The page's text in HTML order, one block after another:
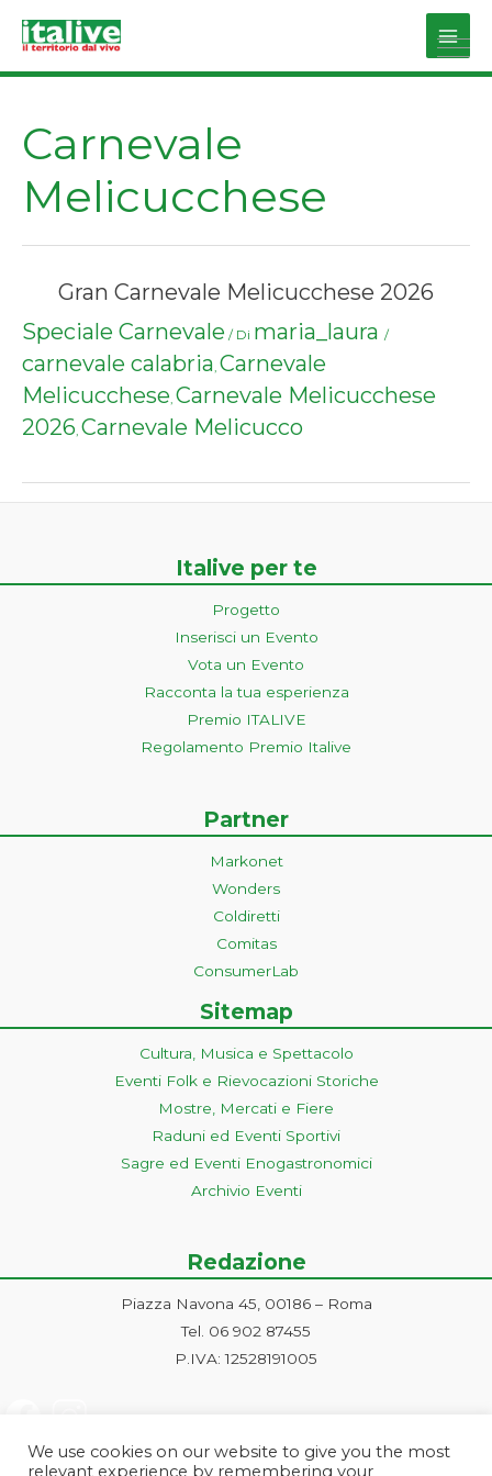
Main
Carnevale
Melicucchese
Gran Carnevale Melicucchese 2026
Speciale Carnevale / Di maria_laura /
carnevale calabria, Carnevale
Melicucchese, Carnevale Melicucchese
2026, Carnevale Melicucco
Italive per te
Progetto
Inserisci un Evento
Vota un Evento
Racconta la tua esperienza
Premio ITALIVE
Regolamento Premio Italive
Partner
Markonet
Wonders
Coldiretti
Comitas
ConsumerLab
Sitemap
Cultura, Musica e Spettacolo
Eventi Folk e Rievocazioni Storiche
Mostre, Mercati e Fiere
Raduni ed Eventi Sportivi
Sagre ed Eventi Enogastronomici
Archivio Eventi
Redazione
Piazza Navona 45, 00186 – Roma
Tel. 06 902 87455
P.IVA: 12528191005
We use cookies on our website to give you the most
relevant experience by remembering your